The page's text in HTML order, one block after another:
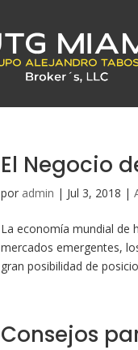
El Negocio
por admin | Jul 3, 2018 |
La economía mundial de
mercados emergentes,
gran posibilidad de
Consejos